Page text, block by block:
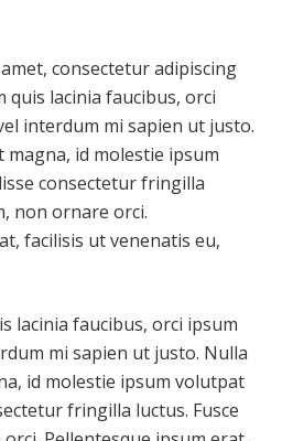
consectetur adipiscing
quis lacinia faucibus, orci
interdum mi sapien ut justo.
id molestie ipsum
consectetur fringilla
non ornare orci.
facilisis ut venenatis eu,
lacinia faucibus, orci ipsum
mi sapien ut justo. Nulla
id molestie ipsum volutpat
fringilla luctus. Fusce